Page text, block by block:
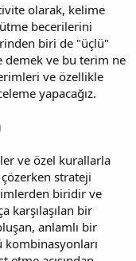
olarak, kelime
becerilerini
biri de "üçlü"
demek ve bu terim ne
ve özellikle
yapacağız.
ve özel kurallarla
çözerken strateji
biridir ve
karşılaşılan bir
anlamlı bir
kombinasyonları